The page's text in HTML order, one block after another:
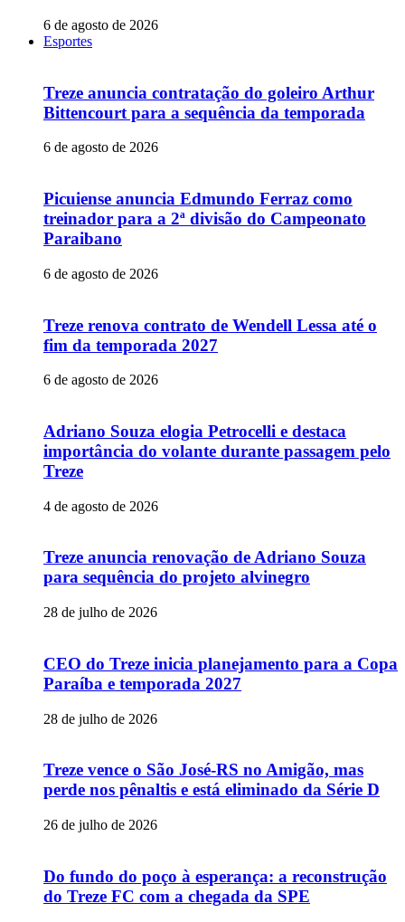
6 de agosto de 2026
Esportes
Treze anuncia contratação do goleiro Arthur
Bittencourt para a sequência da temporada
6 de agosto de 2026
Picuiense anuncia Edmundo Ferraz como
treinador para a 2ª divisão do Campeonato
Paraibano
6 de agosto de 2026
Treze renova contrato de Wendell Lessa até o
fim da temporada 2027
6 de agosto de 2026
Adriano Souza elogia Petrocelli e destaca
importância do volante durante passagem pelo
Treze
4 de agosto de 2026
Treze anuncia renovação de Adriano Souza
para sequência do projeto alvinegro
28 de julho de 2026
CEO do Treze inicia planejamento para a Copa
Paraíba e temporada 2027
28 de julho de 2026
Treze vence o São José-RS no Amigão, mas
perde nos pênaltis e está eliminado da Série D
26 de julho de 2026
Do fundo do poço à esperança: a reconstrução
do Treze FC com a chegada da SPE